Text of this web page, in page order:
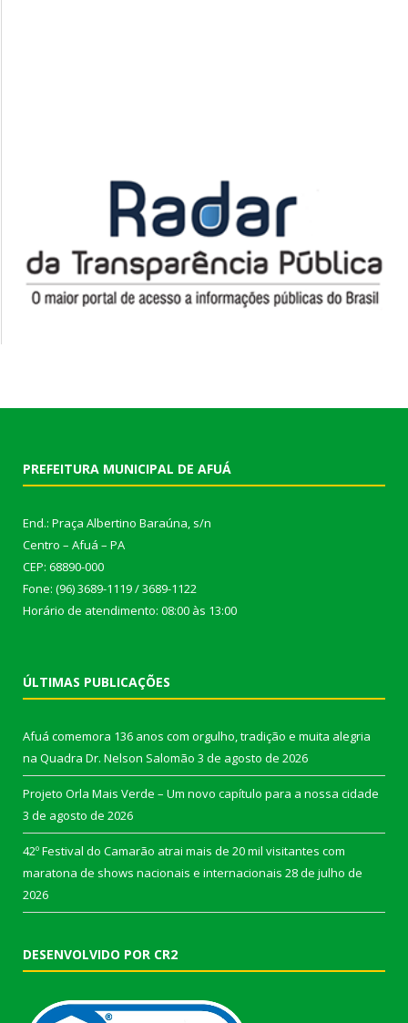
PREFEITURA MUNICIPAL DE AFUÁ
End.: Praça Albertino Baraúna, s/n
Centro – Afuá – PA
CEP: 68890-000
Fone: (96) 3689-1119 / 3689-1122
Horário de atendimento: 08:00 às 13:00
ÚLTIMAS PUBLICAÇÕES
Afuá comemora 136 anos com orgulho, tradição e muita alegria
na Quadra Dr. Nelson Salomão 3 de agosto de 2026
Projeto Orla Mais Verde – Um novo capítulo para a nossa cidade
3 de agosto de 2026
42º Festival do Camarão atrai mais de 20 mil visitantes com
maratona de shows nacionais e internacionais 28 de julho de
2026
DESENVOLVIDO POR CR2